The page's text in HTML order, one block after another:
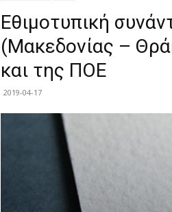
Εθιμοτυπική
(Μακεδονίας –
και της ΠΟΕ
2019-04-17